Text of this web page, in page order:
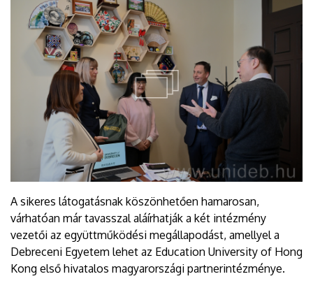
A sikeres látogatásnak köszönhetően hamarosan,
várhatóan már tavasszal aláírhatják a két intézmény
vezetői az együttműködési megállapodást, amellyel a
Debreceni Egyetem lehet az Education University of Hong
Kong első hivatalos magyarországi partnerintézménye.